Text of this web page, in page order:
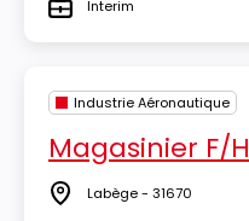
TypeInterim
Industrie Aéronautique
Magasinier F/H
Lieu Labège - 31670